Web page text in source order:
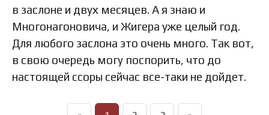
в заслоне и двух месяцев. А я знаю и
Многонагоновича, и Жигера уже целый год.
Для любого заслона это очень много. Так вот,
в свою очередь могу поспорить, что до
настоящей ссоры сейчас все-таки не дойдет.